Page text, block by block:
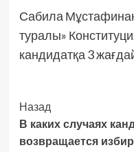
Сабила
туралы»
кандидатқа 3
Post
Navigation
Назад
В каких случаях
возвращается